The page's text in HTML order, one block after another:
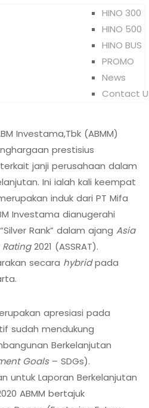
HINO 300
HINO 500
HINO BUS
PROMO
News
Contact
Investama,Tbk (ABMM)
prestisius
janji perusahaan dalam
Ini ialah kali keempat
induk dari PT Mifa
Investama dianugerahi
Rank” dalam ajang Asia
2021 (ASSRAT).
secara hybridpada
apresiasi pada
sudah mendukung
Berkelanjutan
Goals – SDGs).
untuk Laporan Berkelanjutan
ABMM bertajuk